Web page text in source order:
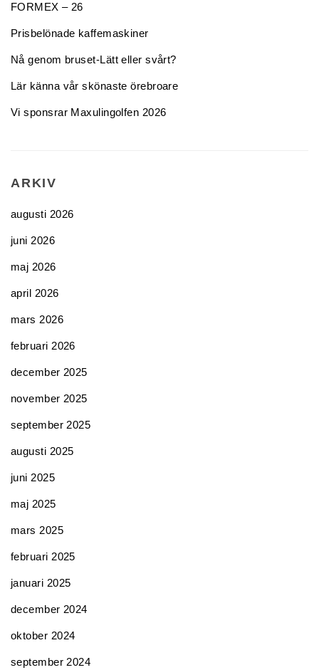
FORMEX – 26
Prisbelönade kaffemaskiner
Nå genom bruset-Lätt eller svårt?
Lär känna vår skönaste örebroare
Vi sponsrar Maxulingolfen 2026
ARKIV
augusti 2026
juni 2026
maj 2026
april 2026
mars 2026
februari 2026
december 2025
november 2025
september 2025
augusti 2025
juni 2025
maj 2025
mars 2025
februari 2025
januari 2025
december 2024
oktober 2024
september 2024